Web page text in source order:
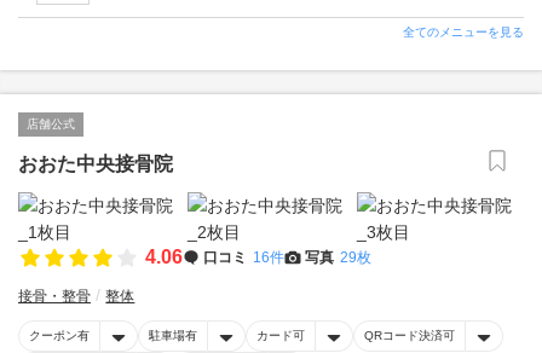
全てのメニューを見る
店舗公式
おおた中央接骨院
4.06 口コミ 16件 写真 29枚
接骨・整骨 整体
クーポン有 駐車場有 カード可 QRコード決済可